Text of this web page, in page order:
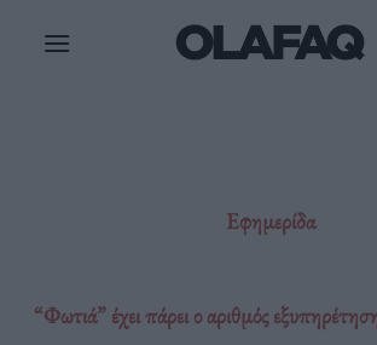
Εφημερίδα
“Φωτιά” έχει πάρει ο αριθμός